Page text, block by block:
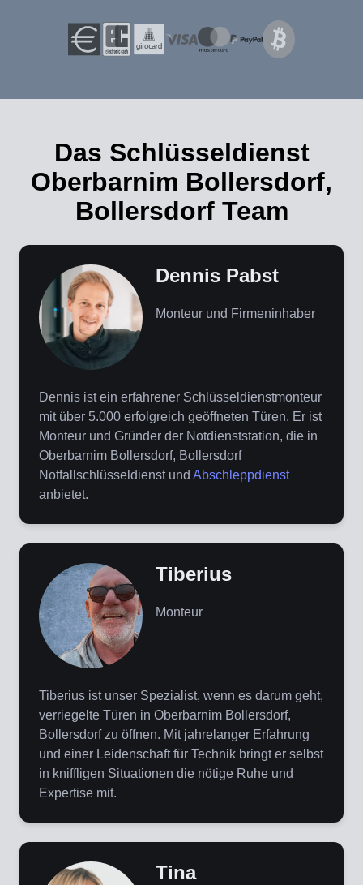
Das Schlüsseldienst
Oberbarnim Bollersdorf,
Bollersdorf Team
Dennis Pabst
Monteur und Firmeninhaber
Dennis ist ein erfahrener Schlüsseldienstmonteur
mit über 5.000 erfolgreich geöffneten Türen. Er ist
Monteur und Gründer der Notdienststation, die in
Oberbarnim Bollersdorf, Bollersdorf
Notfallschlüsseldienst und Abschleppdienst
anbietet.
Tiberius
Monteur
Tiberius ist unser Spezialist, wenn es darum geht,
verriegelte Türen in Oberbarnim Bollersdorf,
Bollersdorf zu öffnen. Mit jahrelanger Erfahrung
und einer Leidenschaft für Technik bringt er selbst
in kniffligen Situationen die nötige Ruhe und
Expertise mit.
Tina